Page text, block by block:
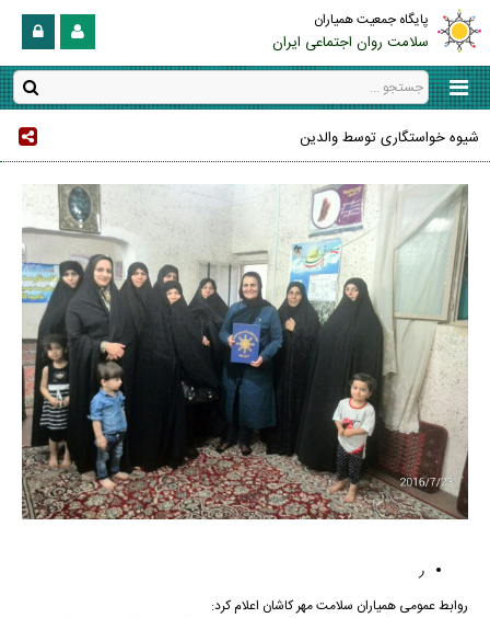
پایگاه جمعیت همیاران
سلامت روان اجتماعی ایران
شیوه خواستگاری توسط والدین
ر
روابط عمومی همیاران سلامت مهر کاشان اعلام کرد: